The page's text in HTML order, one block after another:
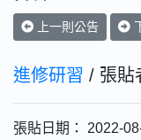
上一則公告
進修研習 / 張貼
張貼日期： 2022-